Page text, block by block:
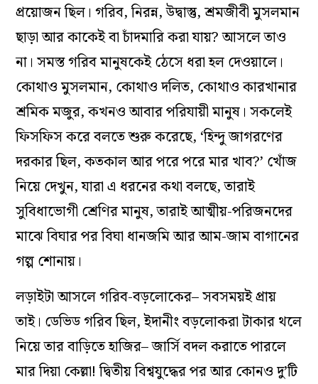
প্রয়োজন ছিল। গরিব, নিরন্ন, উদ্বাস্তু, শ্রমজীবী মুসলমান
ছাড়া আর কাকেই বা চাঁদমারি করা যায়? আসলে তাও
না। সমস্ত গরিব মানুষকেই ঠেসে ধরা হল দেওয়ালে।
কোথাও মুসলমান, কোথাও দলিত, কোথাও কারখানার
শ্রমিক মজুর, কখনও আবার পরিযায়ী মানুষ। সকলেই
ফিসফিস করে বলতে শুরু করেছে, ‘হিন্দু জাগরণের
দরকার ছিল, কতকাল আর পরে পরে মার খাব?’ খোঁজ
নিয়ে দেখুন, যারা এ ধরনের কথা বলছে, তারাই
সুবিধাভোগী শ্রেণির মানুষ, তারাই আত্মীয়-পরিজনদের
মাঝে বিঘার পর বিঘা ধানজমি আর আম-জাম বাগানের
গল্প শোনায়।
লড়াইটা আসলে গরিব-বড়লোকের– সবসময়ই প্রায়
তাই। ডেভিড গরিব ছিল, ইদানীং বড়লোকরা টাকার থলে
নিয়ে তার বাড়িতে হাজির– জার্সি বদল করাতে পারলে
মার দিয়া কেল্লা! দ্বিতীয় বিশ্বযুদ্ধের পর আর কোনও দু’টি